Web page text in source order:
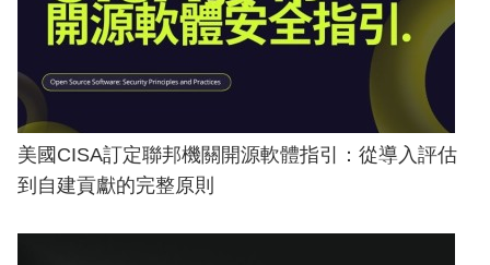
美國CISA訂定聯邦機關開源軟體指引：從導入評估
到自建貢獻的完整原則